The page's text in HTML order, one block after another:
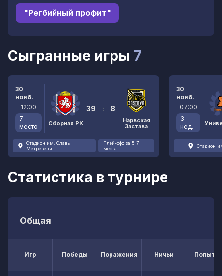
"Регбийный профит"
Сыгранные игры 7
30
нояб.
12:00
7
место
Сборная РК
39 : 8
Нарвская
Застава
Стадион им. Славы
Метревели
Плей-офф за 5-7
места
30
нояб.
07:00
3
нед.
Стадион
Статистика в турнире
Общая
Игр Победы Поражения Ничьи